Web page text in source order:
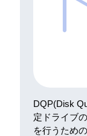
DQP(Disk
定ドライブ
を行うため